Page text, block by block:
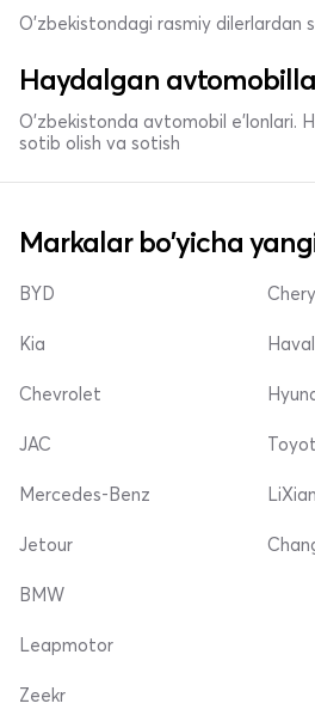
O'zbekistondagi rasmiy dilerlardan
Haydalgan
O'zbekistonda avtomobil e’lonlari.
sotib olish va sotish
Markalar bo'yicha
BYD
Kia
Chevrolet
Chery
Haval
JAC
Mercedes-Benz
Jetour
BMW
Leapmotor
Zeekr